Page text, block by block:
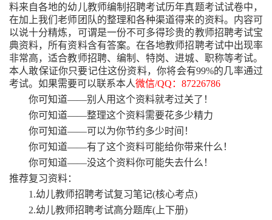
料来自各地的幼儿教师编制招聘考试历年真题考试试卷中，
在加上我们老师团队的整理和各种渠道得来的资料。内容可
以说十分精炼，可谓是一份不可多得珍贵的教师招聘考试宝
典资料，所有资料含有答案。在各地教师招聘考试中出现率
非常高，适合教师招聘、编制、特岗、进城、职称等考试。
本人敢保证你只要记住这份资料，你将会有99%的几率通过
考试。如果需要可以联系本人微信/QQ：87226786
你可知道——别人用这个资料就考过关了！
你可知道——整理这个资料需要花多少精力
你可知道——可以为你节约多少时间！
你可知道——有了这个资料可能给你带来什么！
你可知道——没这个资料你可能失去什么！
推荐复习资料：
1.幼儿教师招聘考试复习笔记(核心考点)
2.幼儿教师招聘考试高分题库(上下册)